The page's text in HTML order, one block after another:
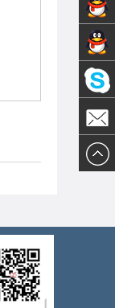
销售1-
黄先生
技术支
持-张
销售2-
陈先生
Olivia
邮件发